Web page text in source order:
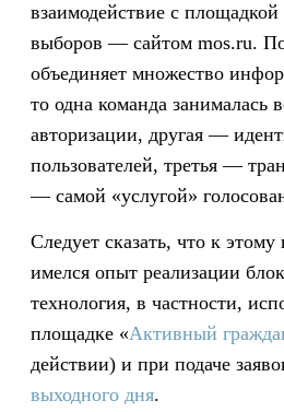
взаимодействие с
выборов — сайтом mos.ru.
объединяет множество
то одна команда занималась
авторизации, другая —
пользователей, третья —
— самой «услугой»
Следует сказать, что к
имелся опыт реализации
технология, в частности,
площадке «Активный
действии) и при подаче
выходного дня.